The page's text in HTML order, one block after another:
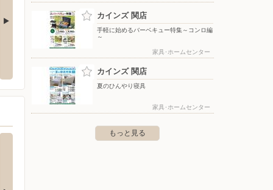
ウン各務原鵜沼店
沼西町3-309 イオンタウ
カインズ 関店
手軽に始めるバーベキュー特集～コンロ編
～
家具･ホームセンター
カインズ 関店
夏のひんやり寝具
家具･ホームセンター
もっと見る